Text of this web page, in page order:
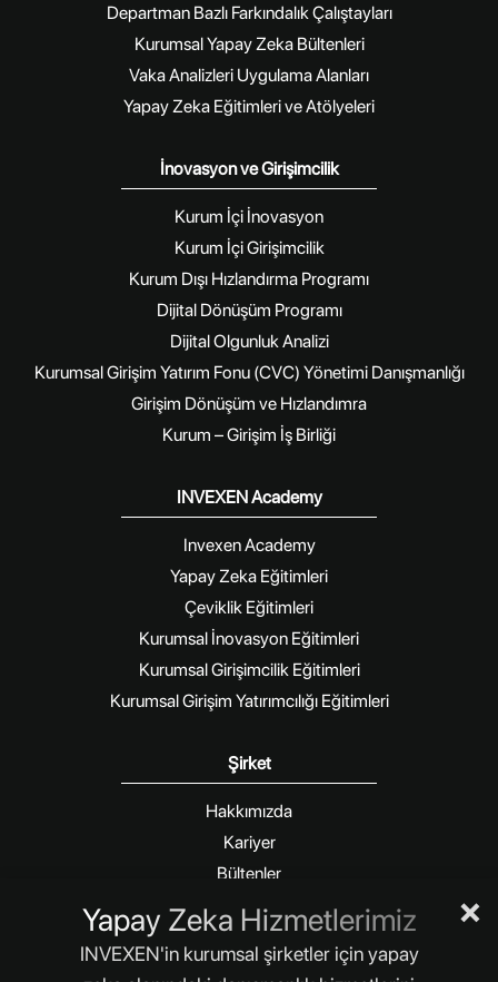
Size daha iyi hizmet verebilmek için internet
Departman Bazlı Farkındalık Çalıştayları
Kurumsal Yapay Zeka Bültenleri
Vaka Analizleri Uygulama Alanları
Yapay Zeka Eğitimleri ve Atölyeleri
İnovasyon ve Girişimcilik
Kurum İçi İnovasyon
Kurum İçi Girişimcilik
Kurum Dışı Hızlandırma Programı
Dijital Dönüşüm Programı
Dijital Olgunluk Analizi
Kurumsal Girişim Yatırım Fonu (CVC) Yönetimi Danışmanlığı
Girişim Dönüşüm ve Hızlandımra
Kurum – Girişim İş Birliği
INVEXEN Academy
Invexen Academy
Yapay Zeka Eğitimleri
Çeviklik Eğitimleri
Kurumsal İnovasyon Eğitimleri
Kurumsal Girişimcilik Eğitimleri
Kurumsal Girişim Yatırımcılığı Eğitimleri
Şirket
Hakkımızda
Kariyer
Bültenler
Blog
İletişim
Yapay Zeka Hizmetlerimiz
INVEXEN'in kurumsal şirketler için yapay
×